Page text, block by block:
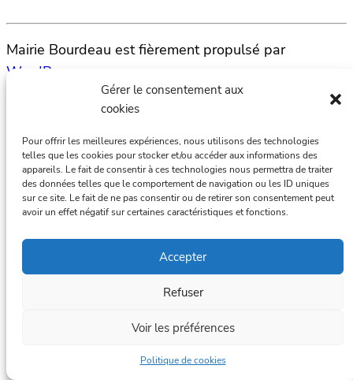
Gérer le consentement aux
cookies
Pour offrir les meilleures expériences, nous utilisons des technologies
telles que les cookies pour stocker et/ou accéder aux informations des
appareils. Le fait de consentir à ces technologies nous permettra de traiter
des données telles que le comportement de navigation ou les ID uniques
sur ce site. Le fait de ne pas consentir ou de retirer son consentement peut
avoir un effet négatif sur certaines caractéristiques et fonctions.
Accepter
Refuser
Voir les préférences
Politique de cookies
Mairie Bourdeau est fièrement propulsé par
WordPress